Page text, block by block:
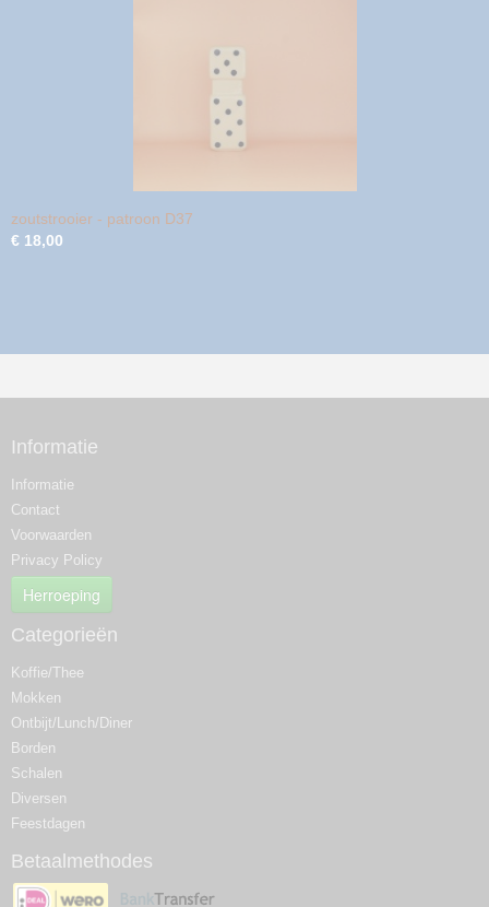
zoutstrooier - patroon D37
€ 18,00
Informatie
Informatie
Contact
Voorwaarden
Privacy Policy
Herroeping
Categorieën
Koffie/Thee
Mokken
Ontbijt/Lunch/Diner
Borden
Schalen
Diversen
Feestdagen
Betaalmethodes